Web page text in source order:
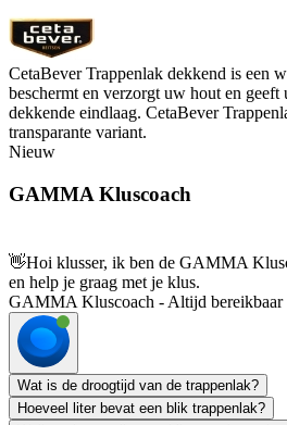
CetaBever Trappenlak dekkend is een
beschermt en verzorgt uw hout en geeft
dekkende eindlaag. CetaBever
transparante variant.
Nieuw
GAMMA Kluscoach
👋Hoi klusser, ik ben de GAMMA
en help je graag met je klus.
GAMMA Kluscoach - Altijd bereikbaar
Wat is de droogtijd van de trappenlak?
Hoeveel liter bevat een blik trappenlak?